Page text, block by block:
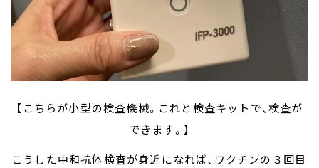
【こちらが小型の検査機械。これと検査キットで、検査が
できます。】
こうした中和抗体検査が身近になれば、ワクチンの３回目